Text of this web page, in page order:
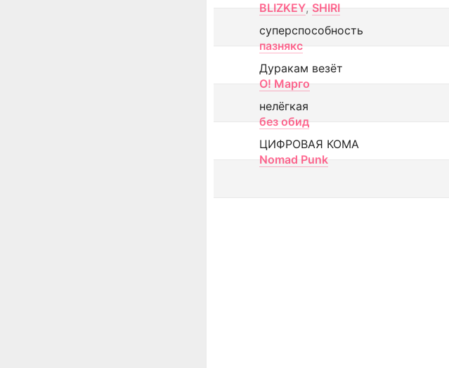
BLIZKEY, SHIRI
суперспособность
пазнякс
Дуракам везёт
О! Марго
нелёгкая
без обид
ЦИФРОВАЯ КОМА
Nomad Punk